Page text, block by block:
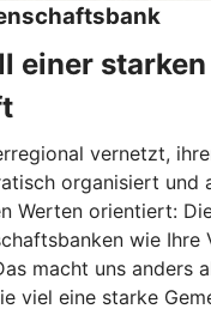
einer starken
vernetzt,
organisiert und
Werten orientiert:
wie Ihre
macht uns anders
viel eine starke